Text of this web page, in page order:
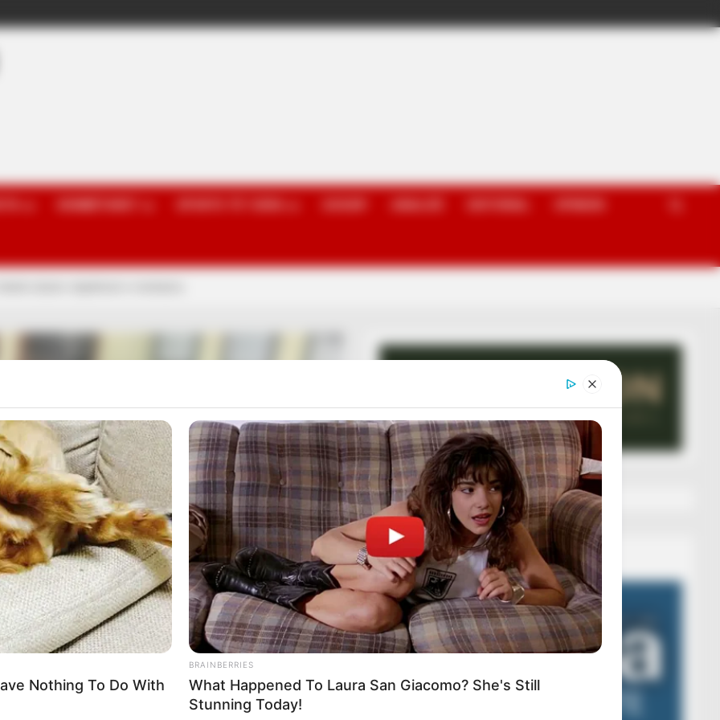
Veza AIBA
Video
Player
Nothing To Do With
BRAINBERRIES
What Happened To Laura San Giacomo? She's Still
Stunning Today!